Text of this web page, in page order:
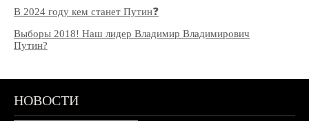
В 2024 году кем станет Путин❓
Выборы 2018! Наш лидер Владимир Владимирович
Путин?
НОВОСТИ